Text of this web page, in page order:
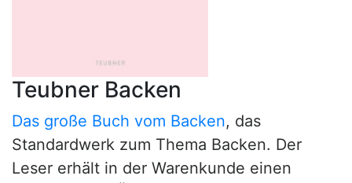
Teubner Backen
Das große Buch vom Backen, das
Standardwerk zum Thema Backen. Der
Leser erhält in der Warenkunde einen